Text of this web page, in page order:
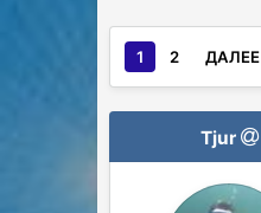
1 2 ДАЛЕЕ
Tjur